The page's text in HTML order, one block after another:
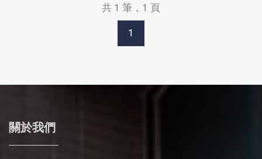
共 1 筆，1 頁
1
關於我們